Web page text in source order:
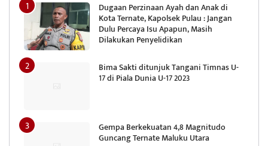
Dugaan Perzinaan Ayah dan Anak di
Kota Ternate, Kapolsek Pulau : Jangan
Dulu Percaya Isu Apapun, Masih
Dilakukan Penyelidikan
Bima Sakti ditunjuk Tangani Timnas U-
17 di Piala Dunia U-17 2023
Gempa Berkekuatan 4,8 Magnitudo
Guncang Ternate Maluku Utara